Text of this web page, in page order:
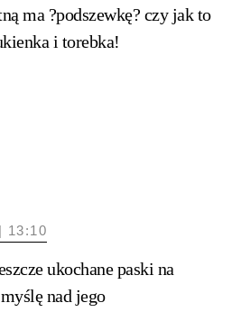
ma ?podszewkę? czy jak to
i torebka!
13:10
ukochane paski na
nad jego